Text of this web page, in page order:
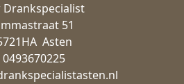
Drankspecialist
51
Asten
0493670225